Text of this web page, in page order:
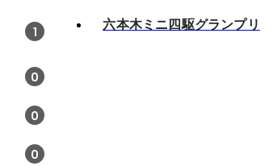
1
0
0
0
六本木ミニ四駆グランプリ